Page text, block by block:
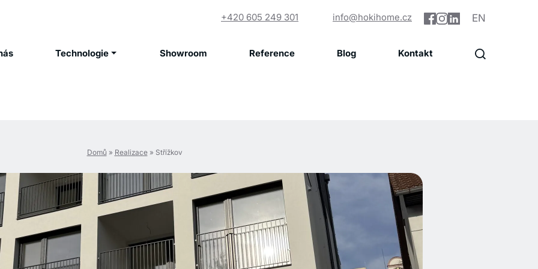
Technologie Showroom Reference Blog Kontakt
+420 605 249 301 info@hokihome.cz EN
Domů » Realizace» Střížkov